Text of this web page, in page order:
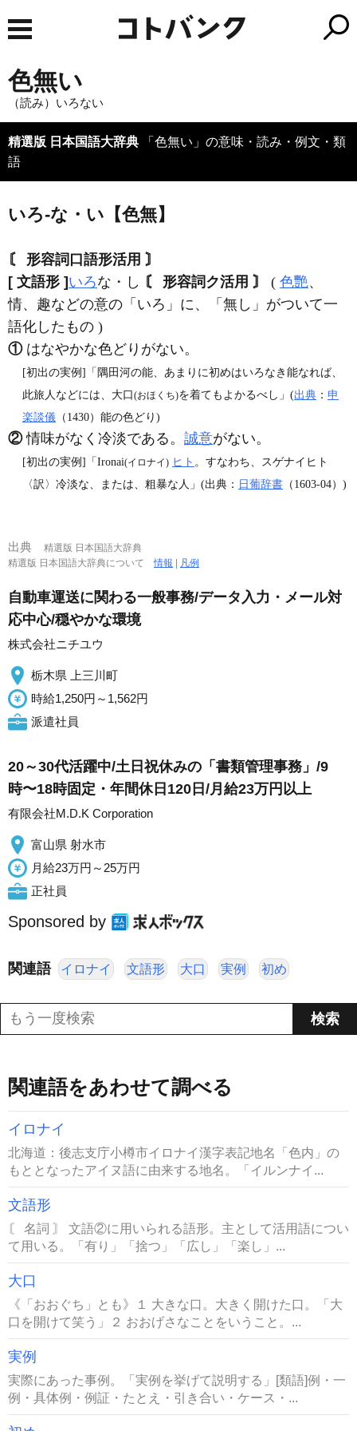
色無い
（読み）いろない
精選版 日本国語大辞典 「色無い」の意味・読み・例文・類
語
いろ‐な・い【色無】
〘 形容詞口語形活用 〙
[ 文語形 ] いろな・し 〘 形容詞ク活用 〙 ( 色艷、
情、趣などの意の「いろ」に、「無し」がついて一
語化したもの )
①はなやかな色どりがない。
[初出の実例]「隅田河の能、あまりに初めはいろなき能なれば、
此旅人などには、大口(おほくち)を着てもよかるべし」(出典 ： 申
楽談儀 （1430）能の色どり)
②情味がなく冷淡である。 誠意がない。
[初出の実例]「Ironai(イロナイ) ヒト 。すなわち、スゲナイヒト
〈訳〉冷淡な、または、粗暴な人」(出典： 日葡辞書 （1603‐04）)
出典
精選版 日本国語大辞典
精選版 日本国語大辞典について情報 凡例
自動車運送に関わる一般事務/データ入力・メール対
応中心/穏やかな環境
株式会社ニチユウ
栃木県 上三川町
時給1,250円～1,562円
派遣社員
20～30代活躍中/土日祝休みの「書類管理事務」/9
時〜18時固定・年間休日120日/月給23万円以上
有限会社M.D.K Corporation
富山県 射水市
月給23万円～25万円
正社員
Sponsored by
関連語 イロナイ 文語形 大口 実例 初め
関連語をあわせて調べる
イロナイ
北海道：後志支庁小樽市イロナイ漢字表記地名「色内」の
もととなったアイヌ語に由来する地名。「イルンナイ...
文語形
〘 名詞 〙 文語②に用いられる語形。主として活用語につい
て用いる。「有り」「捨つ」「広し」「楽し」...
大口
《「おおぐち」とも》１ 大きな口。大きく開けた口。「大
口を開けて笑う」２ おおげさなことをいうこと。...
実例
実際にあった事例。「実例を挙げて説明する」[類語]例・一
例・具体例・例証・たとえ・引き合い・ケース・...